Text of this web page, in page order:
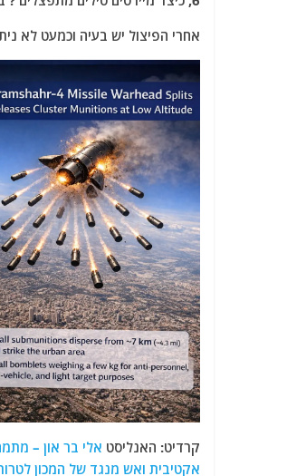
אחרי הפיצול יש בעיה וכמעט לא
קרדיט: האנליסט אלי בר און –
אקטיבית ואש מנגד של המכון